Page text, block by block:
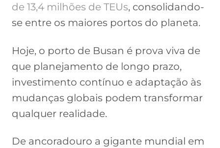
de 13,4 milhões de TEUs, consolidando-
se entre os maiores portos do planeta.
Hoje, o porto de Busan é prova viva de
que planejamento de longo prazo,
investimento contínuo e adaptação às
mudanças globais podem transformar
qualquer realidade.
De ancoradouro a gigante mundial em